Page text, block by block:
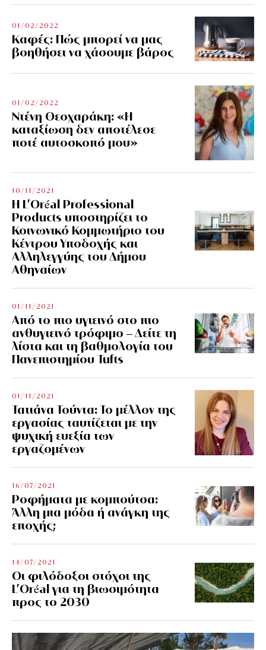
01/02/2022
Kαφές: Πώς μπορεί να μας
βοηθήσει να χάσουμε βάρος
01/02/2022
Ντένη Θεοχαράκη: «Η
καταξίωση δεν αποτέλεσε
ποτέ αυτοσκοπό μου»
10/11/2021
Η L’Οréal Professional
Products υποστηρίζει το
Κοινωνικό Κομμωτήριο του
Κέντρου Υποδοχής και
Αλληλεγγύης του Δήμου
Αθηναίων
01/11/2021
Από το πιο υγιεινό στο πιο
ανθυγιεινό τρόφιμο – Δείτε τη
λίστα και τη βαθμολογία του
Πανεπιστημίου Tufts
01/11/2021
Τατιάνα Τούντα: Το μέλλον της
εργασίας ταυτίζεται με την
ψυχική ευεξία των
εργαζομένων
16/07/2021
Ροφήματα με κομπούτσα:
Άλλη μια μόδα ή ανάγκη της
εποχής;
14/07/2021
Οι φιλόδοξοι στόχοι της
L’Oréal για τη βιωσιμότητα
προς το 2030